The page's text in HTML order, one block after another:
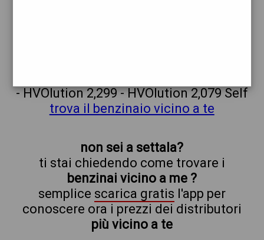
- HVOlution 2,299 - HVOlution 2,079 Self
trova il benzinaio vicino a te
non sei a settala?
ti stai chiedendo come trovare i
benzinai vicino a me ?
semplice scarica gratis l'app per
conoscere ora i prezzi dei distributori
più vicino a te